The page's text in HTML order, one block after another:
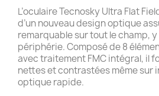
L’oculaire Tecnosky Ultra Flat
d’un nouveau design optique
remarquable sur tout le champ,
périphérie. Composé de 8
avec traitement FMC intégral, il
nettes et contrastées même sur
optique rapide.